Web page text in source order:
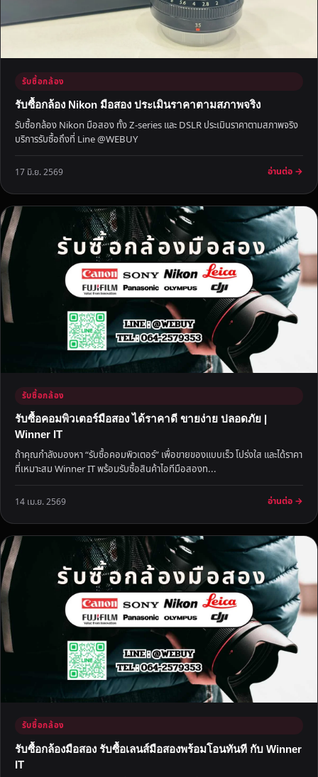
ค
รับซื้อกล้อง
รับซื้อกล้อง Nikon มือสอง ประเมินราคาตามสภาพจริง
รับซื้อกล้อง Nikon มือสอง ทั้ง Z-series และ DSLR ประเมินราคาตามสภาพจริง
บริการรับซื้อถึงที่ Line @WEBUY
17 มิ.ย. 2569 อ่านต่อ →
รับซื้อกล้อง
รับซื้อคอมพิวเตอร์มือสอง ได้ราคาดี ขายง่าย ปลอดภัย |
Winner IT
ถ้าคุณกำลังมองหา “รับซื้อคอมพิวเตอร์” เพื่อขายของแบบเร็ว โปร่งใส และได้ราคา
ที่เหมาะสม Winner IT พร้อมรับซื้อสินค้าไอทีมือสองท...
14 เม.ย. 2569 อ่านต่อ →
รับซื้อกล้อง
รับซื้อกล้องมือสอง รับซื้อเลนส์มือสองพร้อมโอนทันที กับ Winner
IT